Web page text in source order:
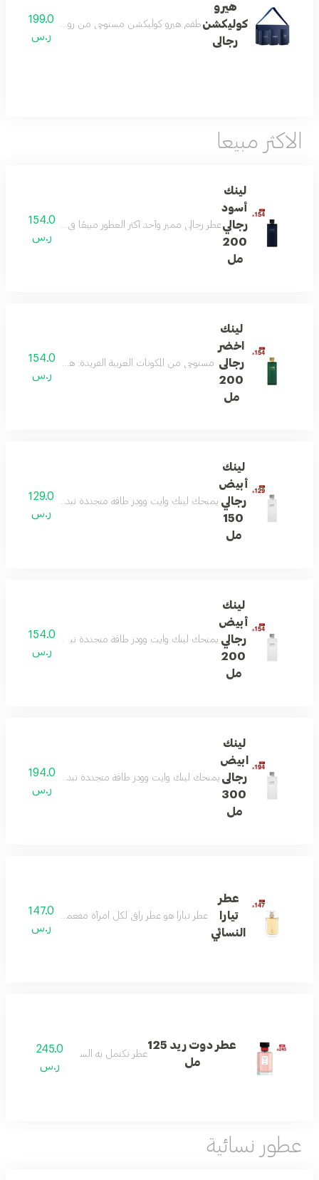
هيرو
كوليكشن
رجالى
طقم هيرو كوليكشن مستوحى من روح المغامرة والطاقة
199.0
ر.س
الاكثر مبيعا
لينك
أسود
رجالي
200
مل
عطر رجالي مميز وأحد أكثر العطور مبيعًا في السعودية، يمزج
154.0
ر.س
لينك
اخضر
رجالى
200
مل
مستوحى من المكونات العربية الفريدة: هذا العطر يمزج
154.0
ر.س
لينك
أبيض
رجالي
150
مل
يمنحك لينك وايت وودز طاقة متجددة تبدأ بالبرغموت
129.0
ر.س
لينك
أبيض
رجالي
200
مل
يمنحك لينك وايت وودز طاقة متجددة تبدأ بالبرغموت
154.0
ر.س
لينك
ابيض
رجالى
300
مل
يمنحك لينك وايت وودز طاقة متجددة تبدأ بالبرغموت
194.0
ر.س
عطر
تيارا
النسائي
عطر تيارا هو عطر راقي لكل امرأة مفعمة بالحيوية
147.0
ر.س
عطر دوت ريد 125
مل
عطر تكتمل به السعاده245.0
ر.س
عطور نسائية